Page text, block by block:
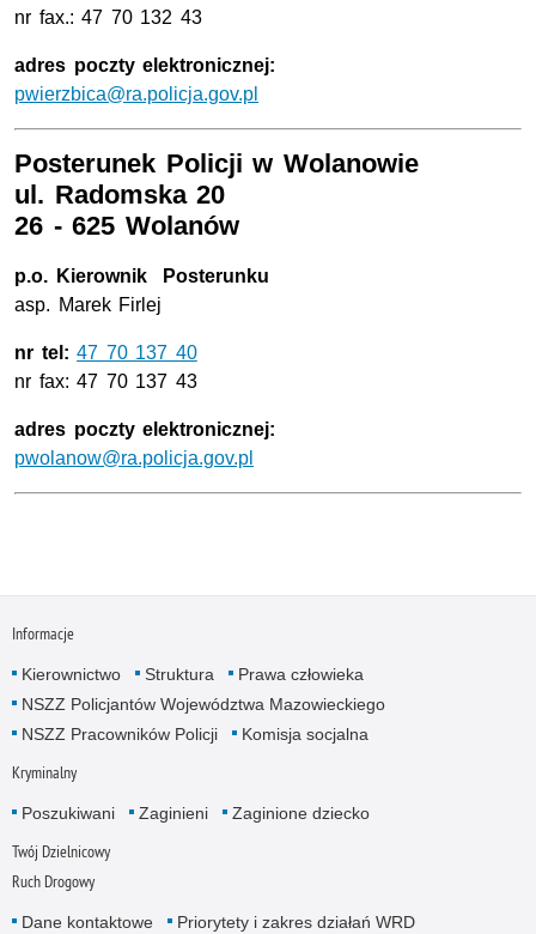
nr fax.: 47 70 132 43
adres poczty elektronicznej:
pwierzbica@ra.policja.gov.pl
Posterunek Policji w Wolanowie
ul. Radomska 20
26 - 625 Wolanów
p.o. Kierownik Posterunku
asp. Marek Firlej
nr tel: 47 70 137 40
nr fax: 47 70 137 43
adres poczty elektronicznej:
pwolanow@ra.policja.gov.pl
Informacje
Kierownictwo Struktura
Prawa człowieka
NSZZ Policjantów Województwa Mazowieckiego
NSZZ Pracowników Policji
Komisja socjalna
Kryminalny
Poszukiwani Zaginieni Zaginione dziecko
Twój Dzielnicowy
Ruch Drogowy
Dane kontaktowe
Priorytety i zakres działań WRD